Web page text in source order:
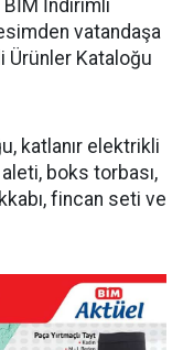
BİM İndirimli
vatandaşa
Ürünler Kataloğu
katlanır elektrikli
boks torbası,
fincan seti ve